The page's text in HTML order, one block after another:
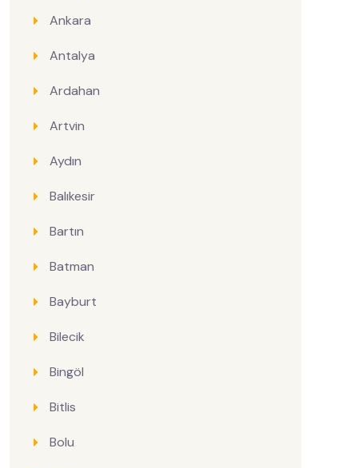
Ankara
Antalya
Ardahan
Artvin
Aydın
Balıkesir
Bartın
Batman
Bayburt
Bilecik
Bingöl
Bitlis
Bolu